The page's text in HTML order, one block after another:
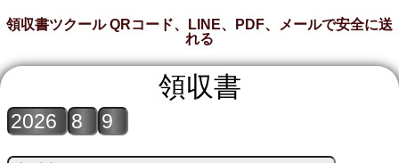
領収書ツクール QRコード、LINE、PDF、メールで安全に送
れる
領収書